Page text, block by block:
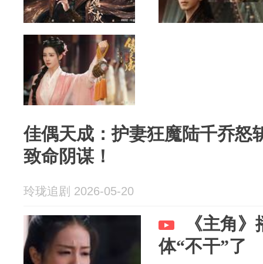
佳偶天成：护妻狂魔陆千乔怒
致命阴谋！
玲珑追剧 2026-05-20
《主角
体“不干”了